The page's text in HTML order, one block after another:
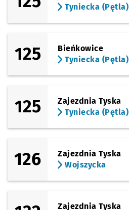
Tyniecka (Pętla)
125
Bieńkowice
Tyniecka (Pętla)
125
Zajezdnia Tyska
Tyniecka (Pętla)
126
Zajezdnia Tyska
Wojszycka
Zajezdnia Tyska